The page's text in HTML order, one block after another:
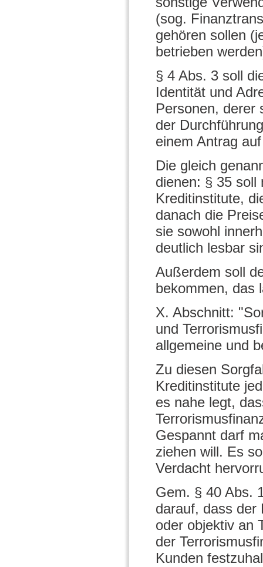
(sog.
gehören sollen
betrieben
§ 4 Abs. 3 soll
Identität und
Personen, derer
der
einem Antrag
Die gleich
dienen: § 35 soll
Kreditinstitute,
danach die
sie sowohl
deutlich lesbar
Außerdem soll
bekommen, das
X. Abschnitt:
und
allgemeine und
Zu diesen
Kreditinstitute
es nahe legt,
Gespannt darf
ziehen will. Es
Verdacht
Gem. § 40 Abs.
darauf, dass der
oder objektiv an
der
Kunden